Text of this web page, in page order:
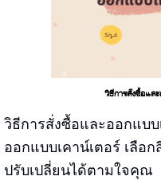
วิธีการสั่งซื้อแล
วิธีการสั่งซื้อและออกแบบ
ออกแบบเคาน์เตอร์ เลือ
ปรับเปลี่ยนได้ตามใจคุณ